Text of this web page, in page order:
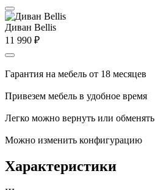
Диван Bellis
11 990 ₽
Гарантия на мебель от 18 месяцев
Привезем мебель в удобное время
Легко можно вернуть или обменять
Можно изменить конфигурацию
Характеристики